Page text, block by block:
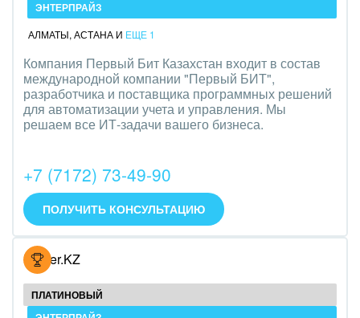
Страхование
Строительство, ремонт и благоустройство
Транспорт, Авиация, автобизнес
Трудоустройство
PR, маркетинг, реклама,
АПК и пищевая промышленность
Выставки, семинары, конференции
Горнодобывающая отрасль
ЭНТЕРПРАЙЗ
АЛМАТЫ, АСТАНА И ЕЩЕ 1
Компания Первый Бит Казахстан входит в состав
международной компании "Первый БИТ",
разработчика и поставщика программных решений
для автоматизации учета и управления. Мы
решаем все ИТ-задачи вашего бизнеса.
+7 (7172) 73-49-90
ПОЛУЧИТЬ КОНСУЛЬТАЦИЮ
Hoster.KZ
ПЛАТИНОВЫЙ